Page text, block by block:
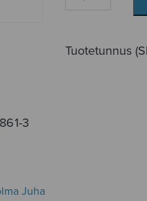
Tuotetunnus
3
Juha